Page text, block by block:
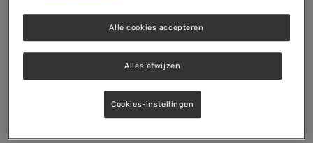
Alles afwijzen
Alle cookies accepteren
Cookies-instellingen